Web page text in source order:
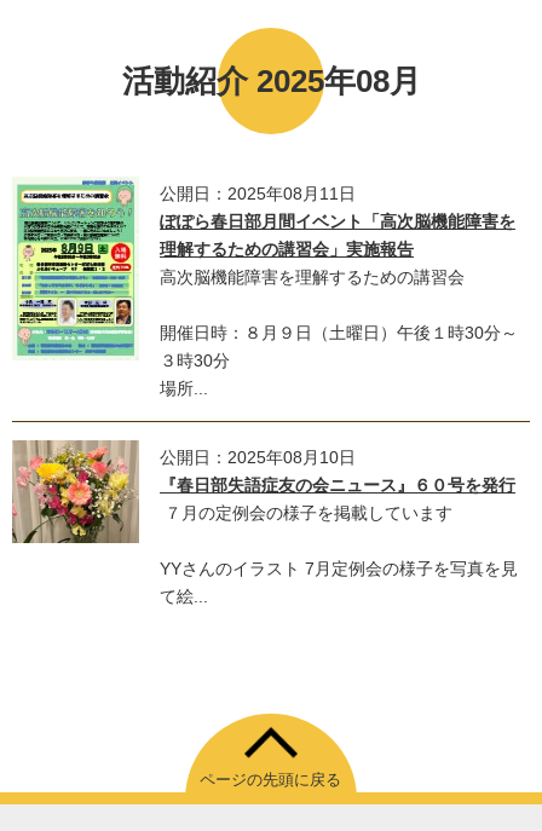
活動紹介 2025年08月
公開日：2025年08月11日
ぽぽら春日部月間イベント「高次脳機能障害を
理解するための講習会」実施報告
高次脳機能障害を理解するための講習会
開催日時：８月９日（土曜日）午後１時30分～
３時30分
場所...
公開日：2025年08月10日
『春日部失語症友の会ニュース』６０号を発行
７月の定例会の様子を掲載しています
YYさんのイラスト 7月定例会の様子を写真を見
て絵...
ページの先頭に戻る